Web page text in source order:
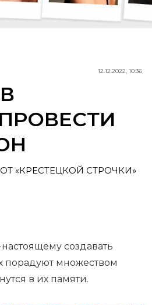
12.12.2022, 10:36
«КРЕСТЕЦКОЙ СТРОЧКИ»
создавать
порадуют множеством
в их памяти.